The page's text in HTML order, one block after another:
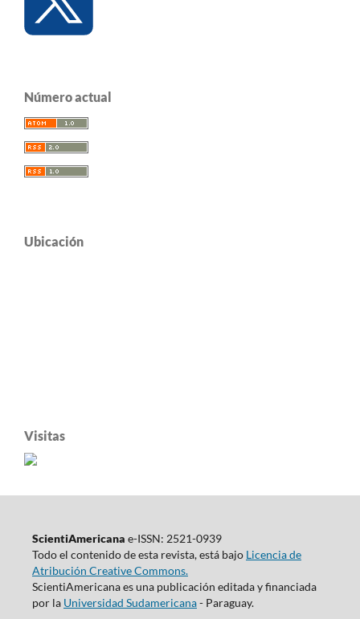
Número actual
Ubicación
Visitas
ScientiAmericana e-ISSN: 2521-0939
Todo el contenido de esta revista, está bajo Licencia de
Atribución Creative Commons.
ScientiAmericana es una publicación editada y financiada
por la Universidad Sudamericana- Paraguay.